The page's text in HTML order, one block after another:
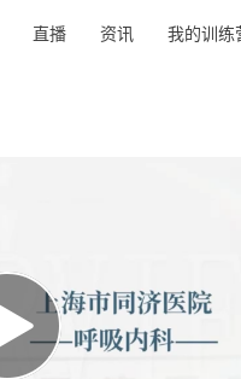
直播 资讯 我的训练